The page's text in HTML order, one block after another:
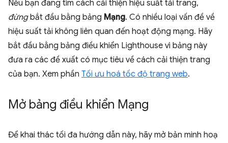
Nếu bạn đang tìm cách cải thiện hiệu suất tải trang,
đừngbắt đầu bằng bảng Mạng. Có nhiều loại vấn đề về
hiệu suất tải không liên quan đến hoạt động mạng. Hãy
bắt đầu bằng bảng điều khiển Lighthouse vì bảng này
đưa ra các đề xuất có mục tiêu về cách cải thiện trang
của bạn. Xem phần Tối ưu hoá tốc độ trang web.
Mở bảng điều khiển Mạng
Để khai thác tối đa hướng dẫn này, hãy mở bản minh hoạ